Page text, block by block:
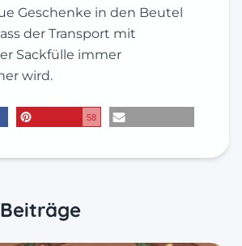
Geschenke in den Beutel
der Transport mit
Sackfülle immer
wird.
58